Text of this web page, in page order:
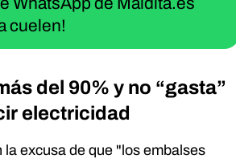
cuelen!
del 90% y no “gasta”
electricidad
la excusa de que "los embalses